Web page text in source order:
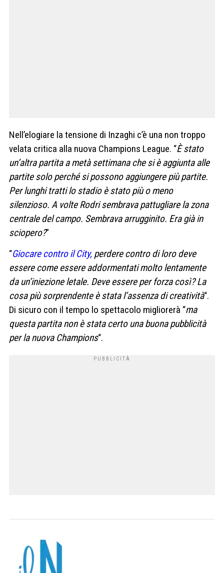
Nell’elogiare la tensione di Inzaghi c’è una non troppo
velata critica alla nuova Champions League. “È stato
un’altra partita a metà settimana che si è aggiunta alle
partite solo perché si possono aggiungere più partite.
Per lunghi tratti lo stadio è stato più o meno
silenzioso. A volte Rodri sembrava pattugliare la zona
centrale del campo. Sembrava arrugginito. Era già in
sciopero?”
“Giocare contro il City, perdere contro di loro deve
essere come essere addormentati molto lentamente
da un’iniezione letale. Deve essere per forza così? La
cosa più sorprendente è stata l’assenza di creatività“.
Di sicuro con il tempo lo spettacolo migliorerà “ma
questa partita non è stata certo una buona pubblicità
per la nuova Champions“.